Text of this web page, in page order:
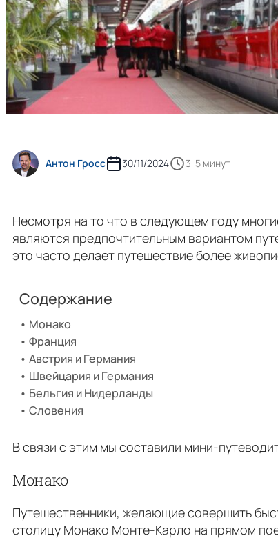
Антон Гросс 30/11/2024 3-5 минут
Несмотря на то что в следующем году
являются предпочтительным вариантом
это часто делает путешествие более
Содержание
Монако
Франция
Австрия и Германия
Швейцария и Германия
Бельгия и Нидерланды
Словения
В связи с этим мы составили мини-
Монако
Путешественники, желающие совершить
столицу Монако Монте-Карло на прямом